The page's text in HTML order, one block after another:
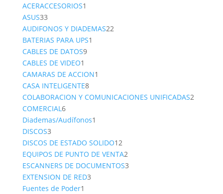
ACERACCESORIOS1
ASUS3333
productos
AUDIFONOS Y DIADEMAS2222
BATERIAS PARA UPS1
CABLES DE DATOS99
CABLES DE VIDEO1
producto
CAMARAS DE ACCION1
CASA INTELIGENTE88
productos
COLABORACION Y COMUNICACIONES UNIFICADAS22
COMERCIAL66
productos
Diademas/Audífonos1
DISCOS33
productos
DISCOS DE ESTADO SOLIDO1212
productos
EQUIPOS DE PUNTO DE VENTA22
productos
ESCANNERS DE DOCUMENTOS33
EXTENSION DE RED33
Fuentes de Poder1